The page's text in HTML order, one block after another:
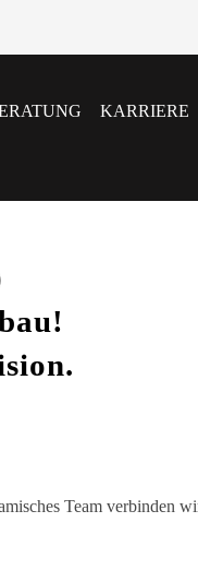
KARRIERE
Team verbinden